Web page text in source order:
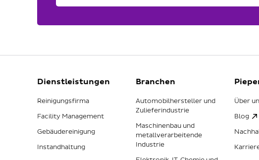
Dienstleistungen
Reinigungsfirma
Facility Management
Gebäudereinigung
Instandhaltung
Branchen
Automobilhersteller und
Zulieferindustrie
Maschinenbau und
metallverarbeitende
Industrie
Über
Blog